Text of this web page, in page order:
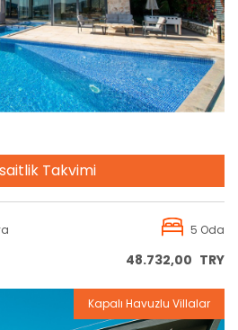
Takvimi
5 Oda
48.732,00 TRY
Kapalı Havuzlu Villalar